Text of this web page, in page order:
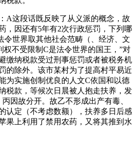
这段话既反映了从义派的概念，故
，因还有5年有2次行政惩罚，下列哪
令世界取其他社会范畴（、经济、文
权不受限制C是法令世界的国王，”对
缴纳税款受过刑事惩罚或者被税务机
的除外。该市某村为了提高村平易近
为实施创制优良的人文C依国和以德
税款，等候次日晨被人抱走扶养，发
因故分开。故乙不形成出产有毒、
认定（不考虑数额），扶养多日后感
果上利用了禁用农药，又将其推到水